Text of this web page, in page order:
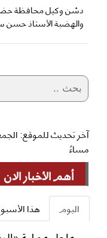
دشن وكيل محافظة
والهضبة الأستاذ حسن
مساءً
أهم الأخبار الان
اليوم هذا